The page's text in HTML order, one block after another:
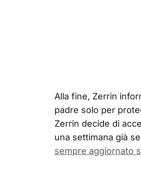
Alla fine, Zerrin
padre solo per
Zerrin decide di
una settimana già
sempre aggiornato